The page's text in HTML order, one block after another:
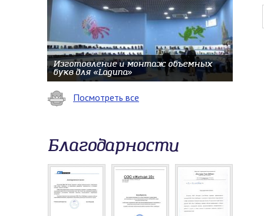
Изготовление и монтаж объемных
букв для «Laguna»
Посмотреть все
Благодарности